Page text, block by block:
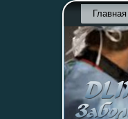
Главная